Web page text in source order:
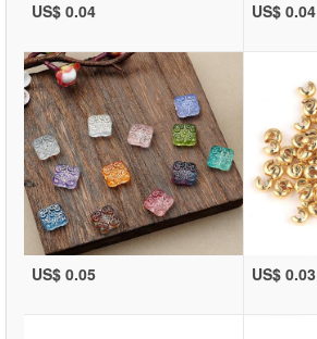
US$ 0.04 US$ 0.04
US$ 0.05 US$ 0.03